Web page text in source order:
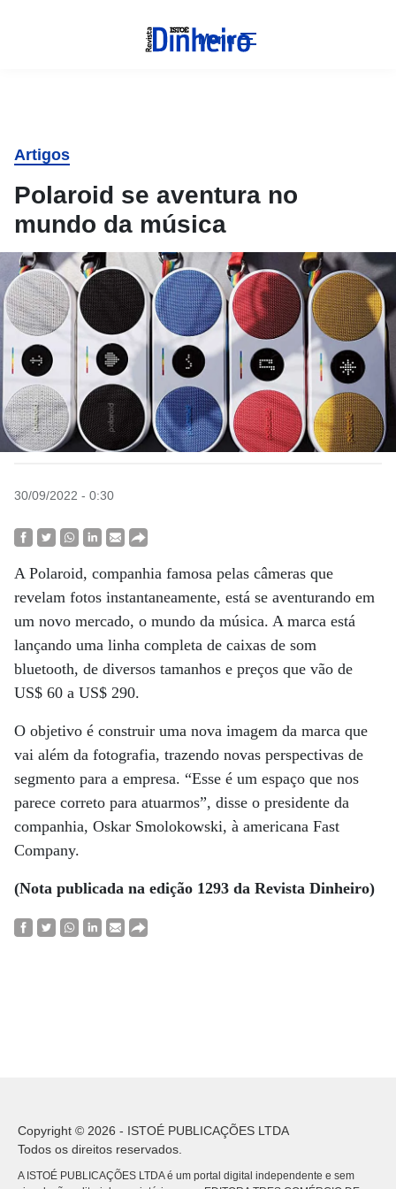
Menu
Artigos
Polaroid se aventura no
mundo da música
30/09/2022 - 0:30
A Polaroid, companhia famosa pelas câmeras que
revelam fotos instantaneamente, está se aventurando em
um novo mercado, o mundo da música. A marca está
lançando uma linha completa de caixas de som
bluetooth, de diversos tamanhos e preços que vão de
US$ 60 a US$ 290.
O objetivo é construir uma nova imagem da marca que
vai além da fotografia, trazendo novas perspectivas de
segmento para a empresa. “Esse é um espaço que nos
parece correto para atuarmos”, disse o presidente da
companhia, Oskar Smolokowski, à americana Fast
Company.
(Nota publicada na edição 1293 da Revista Dinheiro)
Copyright © 2026 - ISTOÉ PUBLICAÇÕES LTDA
Todos os direitos reservados.
A ISTOÉ PUBLICAÇÕES LTDA é um portal digital independente e sem